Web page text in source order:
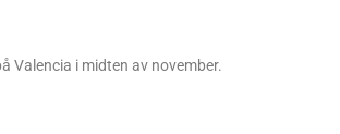
Valencia i midten av november.